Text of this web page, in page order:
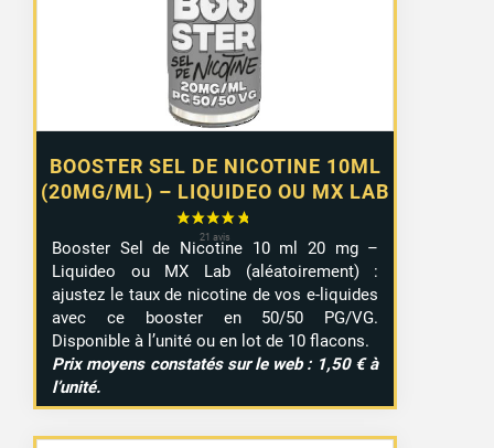
BOOSTER SEL DE NICOTINE 10ML
(20MG/ML) – LIQUIDEO OU MX LAB
à
9,99 €
Booster Sel de Nicotine 10 ml 20 mg –
Liquideo ou MX Lab (aléatoirement) :
ajustez le taux de nicotine de vos e-liquides
avec ce booster en 50/50 PG/VG.
Disponible à l’unité ou en lot de 10 flacons.
Prix moyens constatés sur le web : 1,50 € à
l’unité.